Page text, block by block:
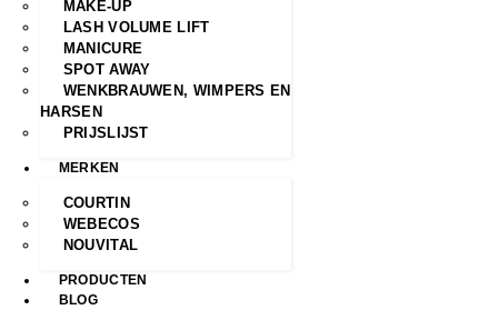
MAKE-UP
LASH VOLUME LIFT
MANICURE
SPOT AWAY
WENKBRAUWEN, WIMPERS EN
HARSEN
PRIJSLIJST
MERKEN
COURTIN
WEBECOS
NOUVITAL
PRODUCTEN
BLOG